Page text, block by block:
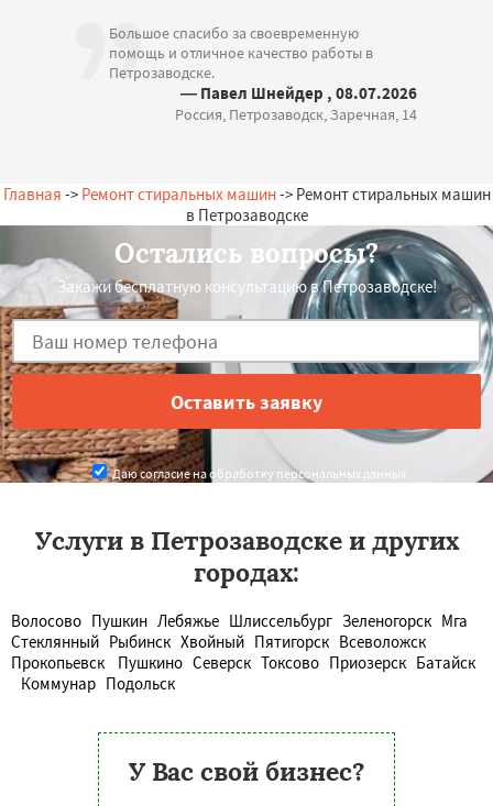
Большое спасибо за своевременную
помощь и отличное качество работы в
Петрозаводске.
— Павел Шнейдер , 08.07.2026
Россия, Петрозаводск, Заречная, 14
Главная -> Ремонт стиральных машин-> Ремонт стиральных машин
в Петрозаводске
Остались вопросы?
Закажи бесплатную консультацию в Петрозаводске!
Даю согласие на обработку персональных данных
Услуги в Петрозаводске и других
городах:
Волосово Пушкин Лебяжье Шлиссельбург Зеленогорск Мга
Стеклянный Рыбинск Хвойный Пятигорск Всеволожск
Прокопьевск
Пушкино Северск Токсово Приозерск Батайск
Коммунар Подольск
У Вас свой бизнес?